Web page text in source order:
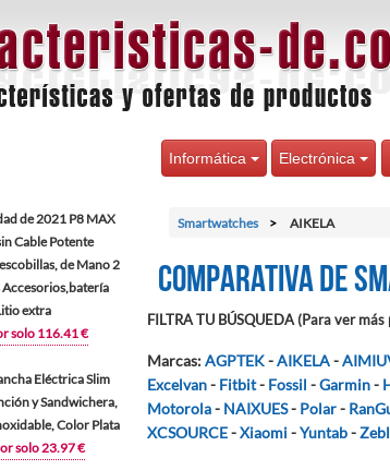
Informática Electrónica
de 2021 P8 MAX
Cable Potente
de Mano 2
Accesorios,batería
extra
solo 116.41 €
Eléctrica Slim
y Sandwichera,
Color Plata
solo 23.97 €
Smartwatches AIKELA
Comparativa de
FILTRA TU BÚSQUEDA (Para ver
Marcas:AGPTEK-AIKELA-
Excelvan- Fitbit- Fossil -Garmin-
Motorola- NAIXUES- Polar-
XCSOURCE-Xiaomi-Yuntab-